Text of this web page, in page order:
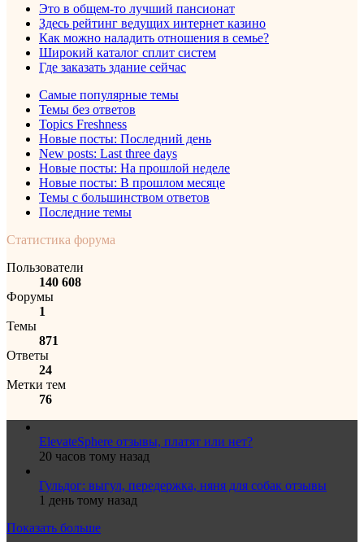
Это в общем-то лучший пансионат
Здесь рейтинг ведущих интернет казино
Как можно наладить отношения в семье?
Широкий каталог сплит систем
Где заказать здание сейчас
Самые популярные темы
Темы без ответов
Topics Freshness
Новые посты: Последний день
New posts: Last three days
Новые посты: На прошлой неделе
Новые посты: В прошлом месяце
Темы с большинством ответов
Последние темы
Статистика форума
Пользователи
140 608
Форумы
1
Темы
871
Ответы
24
Метки тем
76
ElevateSphere отзывы, платят или нет?
20 часов тому назад
Гульдог: выгул, передержка, няня для собак отзывы
1 день тому назад
Показать больше